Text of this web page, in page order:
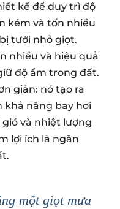
kế để duy trì độ
kém và tốn nhiều
tưới nhỏ giọt.
nhiều và hiệu quả
độ ẩm trong đất.
giản: nó tạo ra
khả năng bay hơi
và nhiệt lượng
lợi ích là ngăn
một giọt mưa